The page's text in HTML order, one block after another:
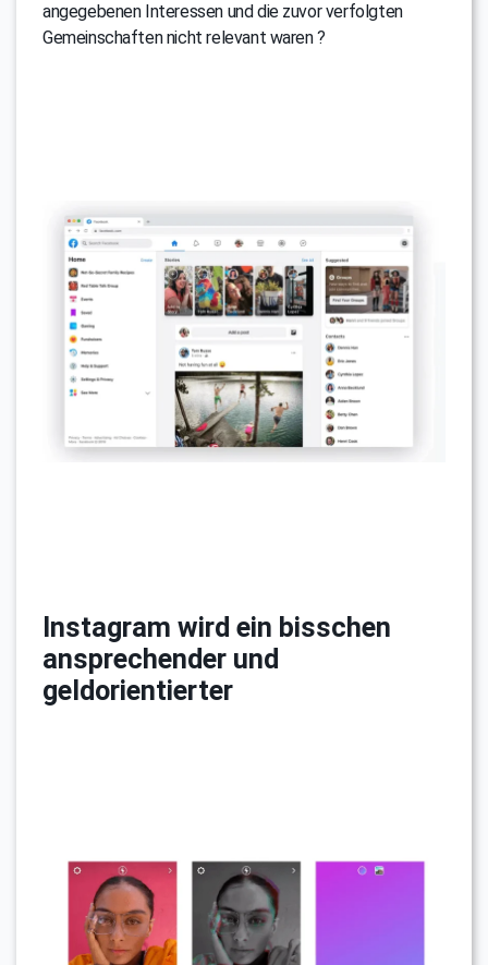
angegebenen Interessen und die zuvor verfolgten
Gemeinschaften nicht relevant waren ?
Instagram wird ein bisschen
ansprechender und
geldorientierter